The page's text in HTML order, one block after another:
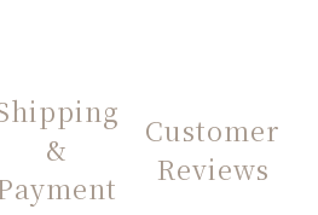
&
Customer
Reviews